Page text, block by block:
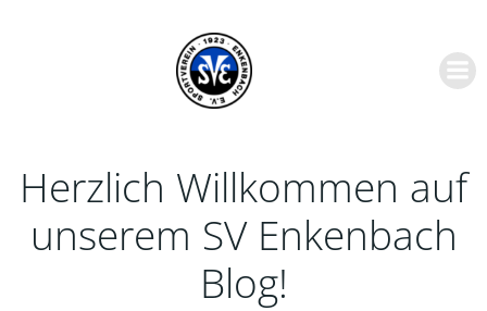
springen
Herzlich Willkommen auf
unserem SV Enkenbach
Blog!